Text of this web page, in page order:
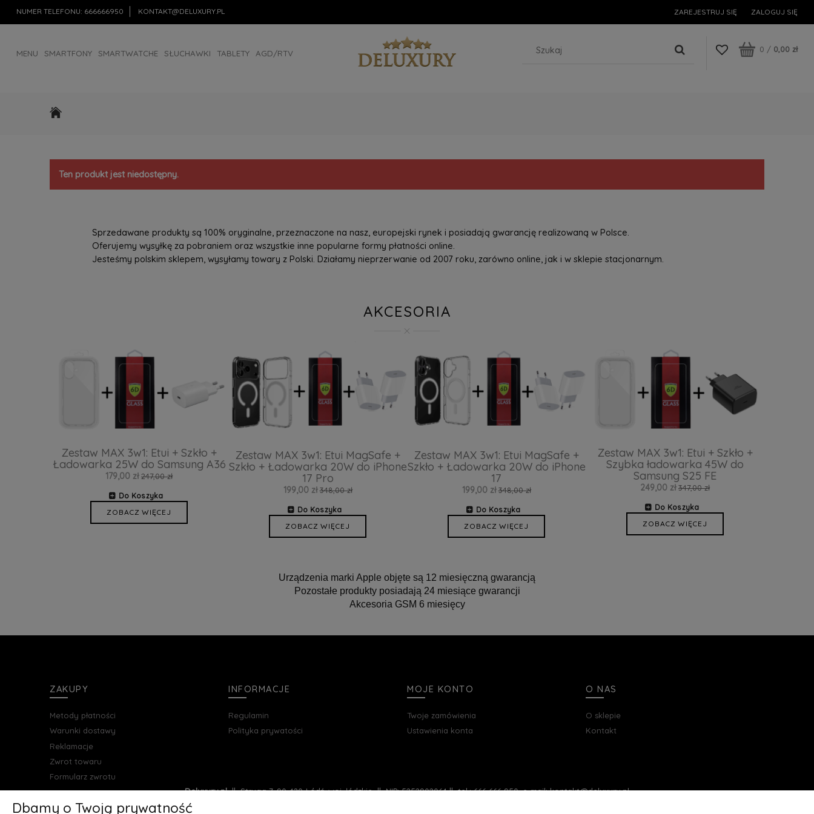
NUMER TELEFONU: 666666950 KONTAKT@DELUXURY.PL ZAREJESTRUJ SIĘ ZALOGUJ SIĘ
MENU SMARTFONY SMARTWATCHE SŁUCHAWKI TABLETY AGD/RTV 0 / 0,00 zł
Ten produkt jest niedostępny.
Sprzedawane produkty są 100% oryginalne, przeznaczone na nasz, europejski rynek i posiadają gwarancję realizowaną w Polsce.
Oferujemy wysyłkę za pobraniem oraz wszystkie inne popularne formy płatności online.
Jesteśmy polskim sklepem, wysyłamy towary z Polski. Działamy nieprzerwanie od 2007 roku, zarówno online, jak i w sklepie stacjonarnym.
AKCESORIA
Zestaw MAX 3w1: Etui + Szkło +
Ładowarka 25W do Samsung A36
179,00 zł 247,00 zł
Do Koszyka
ZOBACZ WIĘCEJ
Zestaw MAX 3w1: Etui MagSafe +
Szkło + Ładowarka 20W do iPhone
17 Pro
199,00 zł 348,00 zł
Do Koszyka
ZOBACZ WIĘCEJ
Zestaw MAX 3w1: Etui MagSafe +
Szkło + Ładowarka 20W do iPhone
17
199,00 zł 348,00 zł
Do Koszyka
ZOBACZ WIĘCEJ
Zestaw MAX 3w1: Etui + Szkło +
Szybka ładowarka 45W do
Samsung S25 FE
249,00 zł 347,00 zł
Do Koszyka
ZOBACZ WIĘCEJ
Urządzenia marki Apple objęte są 12 miesięczną gwarancją
Pozostałe produkty posiadają 24 miesiące gwarancji
Akcesoria GSM 6 miesięcy
ZAKUPY
Metody płatności
Warunki dostawy
Reklamacje
Zwrot towaru
Formularz zwrotu
INFORMACJE
Regulamin
Polityka prywatości
MOJE KONTO
Twoje zamówienia
Ustawienia konta
O NAS
O sklepie
Kontakt
Deluxury.pl|| Struga 7, 90-420 Łódź, woj. łódzkie || NIP: 5252902064 || tel.: 666 666 950, e-mail: kontakt@deluxury.pl
Dbamy o Twoją prywatność